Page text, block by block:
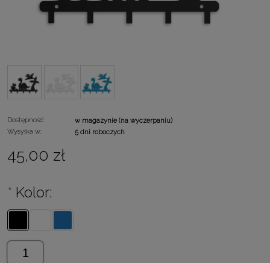
Dostępność:
w magazynie (na wyczerpaniu)
Wysyłka w:
5 dni roboczych
45,00 zł
* Kolor: